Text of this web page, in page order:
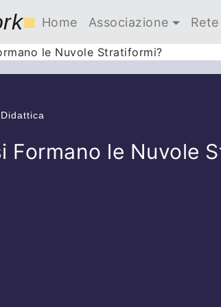
■ Home Associazione
le Nuvole Stratiformi?
Formano le Nuvole